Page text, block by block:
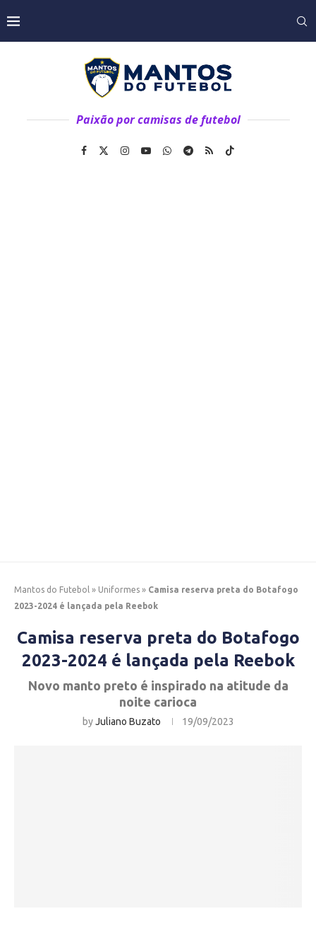
Paixão por camisas de futebol
Mantos do Futebol » Uniformes » Camisa reserva preta do Botafogo
2023-2024 é lançada pela Reebok
Camisa reserva preta do Botafogo
2023-2024 é lançada pela Reebok
Novo manto preto é inspirado na atitude da
noite carioca
byJuliano Buzato 19/09/2023